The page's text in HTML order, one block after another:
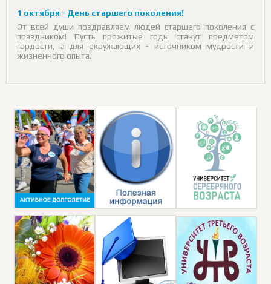
1 октября - День старшего поколения!
От всей души поздравляем людей старшего поколения с
праздником! Пусть прожитые годы станут предметом
гордости, а для окружающих - источником мудрости и
жизненного опыта.